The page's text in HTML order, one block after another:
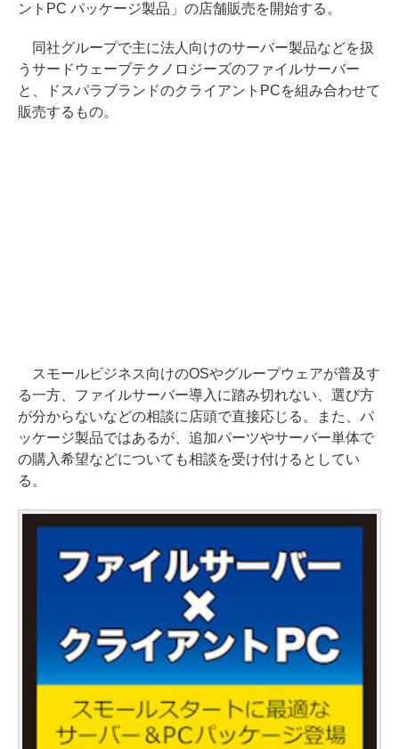
ントPC パッケージ製品」の店舗販売を開始する。
同社グループで主に法人向けのサーバー製品などを扱
うサードウェーブテクノロジーズのファイルサーバー
と、ドスパラブランドのクライアントPCを組み合わせて
販売するもの。
スモールビジネス向けのOSやグループウェアが普及す
る一方、ファイルサーバー導入に踏み切れない、選び方
が分からないなどの相談に店頭で直接応じる。また、パ
ッケージ製品ではあるが、追加パーツやサーバー単体で
の購入希望などについても相談を受け付けるとしてい
る。